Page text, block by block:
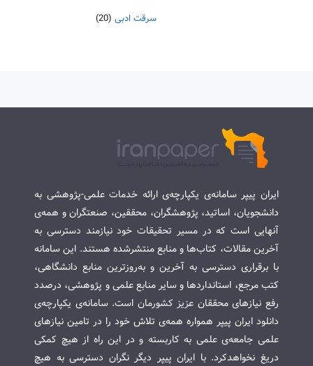
سرقت ادبی (20)
ایران پیپر سامانه‌ی یکپارچه‌ی ارائه خدمات علمی-پژوهشی به
دانشجویان، اساتید، پژوهشگران، محققین، صنعتگران و همه‌ی
آنهایی است که در مسیر تحقیقات خود نیازمند دسترسی به
آخرین مقالات، کتاب‌ها و منابع منتشرشده هستند. این سامانه
با برقراری دسترسی به آخرین و به‌روزترین منابع دانشگاهی،
کتب مرجع، استانداردها و سایر منابع علمی و پژوهشی، درصدد
رفع نیازهای محققان عزیز کشورمان است. سامانه‌ی یکپارچه‌ی
دانلود ایران پیپر همواره همه‌ی تلاش خود را در تامین نیازهای
علمی جامعه‌ی علمی به کاربسته و در این راه از هیچ کمکی
دریغ نخواهدکرد. با ایران پیپر دیگر نگران دسترسی به هیچ